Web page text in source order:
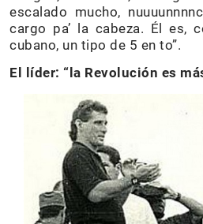
escalado mucho,
cargo pa’ la cabeza. Él es,
cubano, un tipo de 5 en to”.
El líder: “la Revolución es